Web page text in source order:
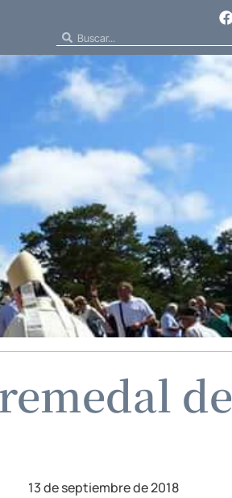
de
13 de septiembre de 2018